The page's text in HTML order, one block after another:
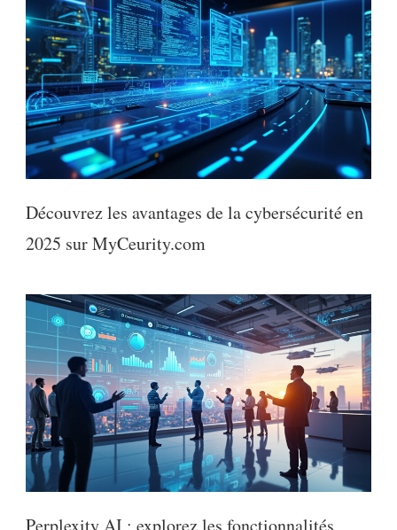
Découvrez les avantages de la cybersécurité en
2025 sur MyCeurity.com
Perplexity AI : explorez les fonctionnalités